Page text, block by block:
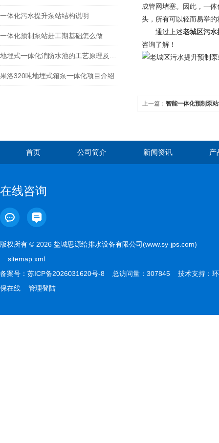
一体化污水提升泵站结构说明
一体化预制泵站赶工期基础怎么做
果洛320吨地埋式箱泵一体化项目介绍
成管网堵塞。因此，一
头，所有可以轻而易举
通过上述老城区污水
咨询了解！
上一篇： 智能一体化预制泵
首页 公司简介 新闻资讯 产
在线咨询
版权所有 © 2026 盐城思源给排水设备有限公司(www.sy-jps.com)
sitemap.xml
备案号： 苏ICP备2026031620号-8 总访问量：307845 技术支持： 环
保在线
管理登陆